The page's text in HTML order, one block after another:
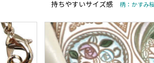
持ちやすいサイズ感 柄：かすみ